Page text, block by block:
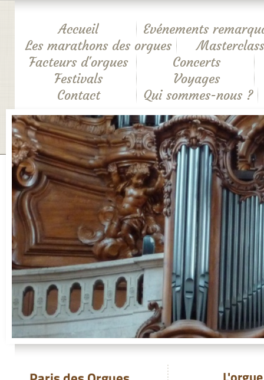
Accueil
Evénements
Les marathons des orgues
Facteurs d'orgues
Concerts
Festivals
Voyages
Contact
Qui sommes-nous ?